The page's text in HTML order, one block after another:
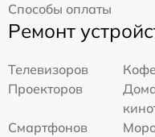
Способы оплаты
Ремонт
Телевизоров
Проекторов
Смартфонов